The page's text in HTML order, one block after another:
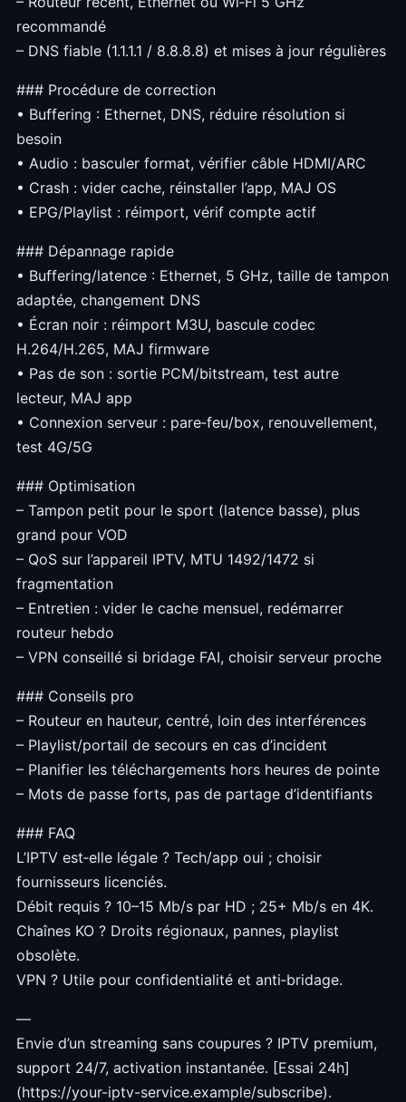
recommandé
– DNS fiable (1.1.1.1 / 8.8.8.8) et mises à jour régulières
### Procédure de correction
• Buffering : Ethernet, DNS, réduire résolution si
besoin
• Audio : basculer format, vérifier câble HDMI/ARC
• Crash : vider cache, réinstaller l’app, MAJ OS
• EPG/Playlist : réimport, vérif compte actif
### Dépannage rapide
• Buffering/latence : Ethernet, 5 GHz, taille de tampon
adaptée, changement DNS
• Écran noir : réimport M3U, bascule codec
H.264/H.265, MAJ firmware
• Pas de son : sortie PCM/bitstream, test autre
lecteur, MAJ app
• Connexion serveur : pare‑feu/box, renouvellement,
test 4G/5G
### Optimisation
– Tampon petit pour le sport (latence basse), plus
grand pour VOD
– QoS sur l’appareil IPTV, MTU 1492/1472 si
fragmentation
– Entretien : vider le cache mensuel, redémarrer
routeur hebdo
– VPN conseillé si bridage FAI, choisir serveur proche
### Conseils pro
– Routeur en hauteur, centré, loin des interférences
– Playlist/portail de secours en cas d’incident
– Planifier les téléchargements hors heures de pointe
– Mots de passe forts, pas de partage d’identifiants
### FAQ
L’IPTV est‑elle légale ? Tech/app oui ; choisir
fournisseurs licenciés.
Débit requis ? 10–15 Mb/s par HD ; 25+ Mb/s en 4K.
Chaînes KO ? Droits régionaux, pannes, playlist
obsolète.
VPN ? Utile pour confidentialité et anti‑bridage.
—
Envie d’un streaming sans coupures ? IPTV premium,
support 24/7, activation instantanée. [Essai 24h]
(https://your-iptv-service.example/subscribe).